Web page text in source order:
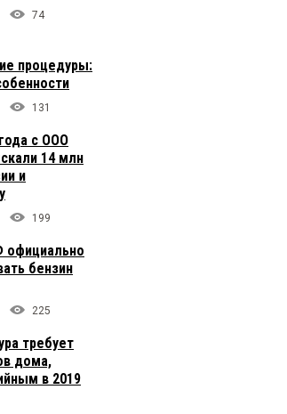
74
процедуры:
131
с ООО
14 млн
и
199
официально
бензин
225
требует
дома,
в 2019